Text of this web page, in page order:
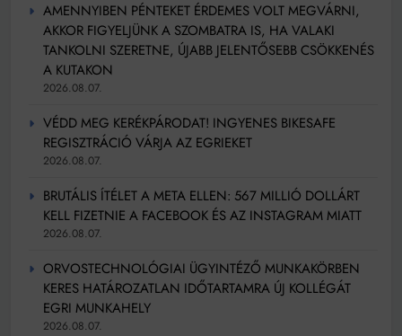
AMENNYIBEN PÉNTEKET ÉRDEMES VOLT MEGVÁRNI,
AKKOR FIGYELJÜNK A SZOMBATRA IS, HA VALAKI
TANKOLNI SZERETNE, ÚJABB JELENTŐSEBB CSÖKKENÉS
A KUTAKON
2026.08.07.
VÉDD MEG KERÉKPÁRODAT! INGYENES BIKESAFE
REGISZTRÁCIÓ VÁRJA AZ EGRIEKET
2026.08.07.
BRUTÁLIS ÍTÉLET A META ELLEN: 567 MILLIÓ DOLLÁRT
KELL FIZETNIE A FACEBOOK ÉS AZ INSTAGRAM MIATT
2026.08.07.
ORVOSTECHNOLÓGIAI ÜGYINTÉZŐ MUNKAKÖRBEN
KERES HATÁROZATLAN IDŐTARTAMRA ÚJ KOLLÉGÁT
EGRI MUNKAHELY
2026.08.07.